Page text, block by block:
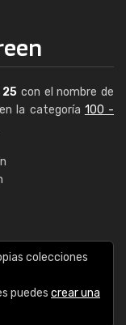
con el nombre de
la categoría 100 -
colecciones
puedes crear una